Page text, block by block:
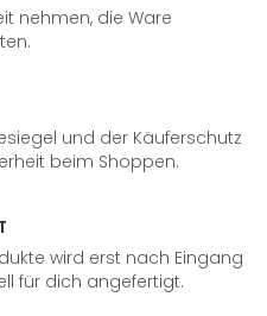
nehmen, die Ware
und der Käuferschutz
beim Shoppen.
wird erst nach Eingang
für dich angefertigt.